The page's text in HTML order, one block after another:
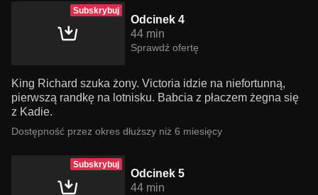
Subskrybuj
Odcinek 4
44 min
Sprawdź ofertę
King Richard szuka żony. Victoria idzie na niefortunną,
pierwszą randkę na lotnisku. Babcia z płaczem żegna się
z Kadie.
Dostępność przez okres dłuższy niż 6 miesięcy
Subskrybuj
Odcinek 5
44 min